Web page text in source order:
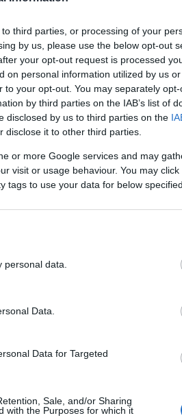
third parties, or processing of your
by us, please use the below opt-out
your opt-out request is processed
on personal information utilized by us
your opt-out. You may separately
by third parties on the IAB’s list of
disclosed by us to third parties on the
disclose it to other third parties.
or more Google services and may
visit or usage behaviour. You may
tags to use your data for below
data.
Data.
Data for Targeted
Sale, and/or Sharing
with the Purposes for which it
Tech
olyan,
Kurt
lelenc
levelet
üzemeltetője semmilyen felelősséget nem vállal,
tájékoztatóban .